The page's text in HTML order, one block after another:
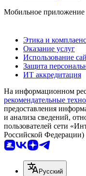
Мобильное приложение
Этика и комплаенс
Оказание услуг
Использование
Защита
ИТ аккредитация
На информационном
рекомендательные
предоставления
и анализа сведений,
пользователей сети
Российской Федерации)
Русский